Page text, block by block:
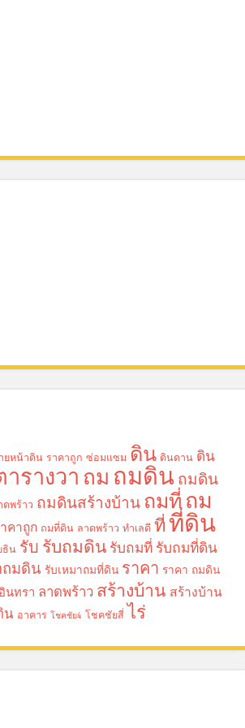
ยหน้าดิน ราคาถูก ซ่อมแซม ดิน ดินดาน ดิน
ารางวา ถม ถมดิน ถมดิน
พร้าว ถมดินสร้างบ้าน ถมที่ถม
คาถูก ถมที่ดิน ลาดพร้าว ทำเลดี ที่ ที่ดิน
ธิน รับ รับถมดิน รับถมที่ รับถมที่ดิน
ถมดิน รับเหมาถมที่ดิน ราคา ราคา ถมดิน
นทรา ลาดพร้าว สร้างบ้าน สร้างบ้าน
น อาคาร โชคชัย4 โชคชัยสี่ ไร่